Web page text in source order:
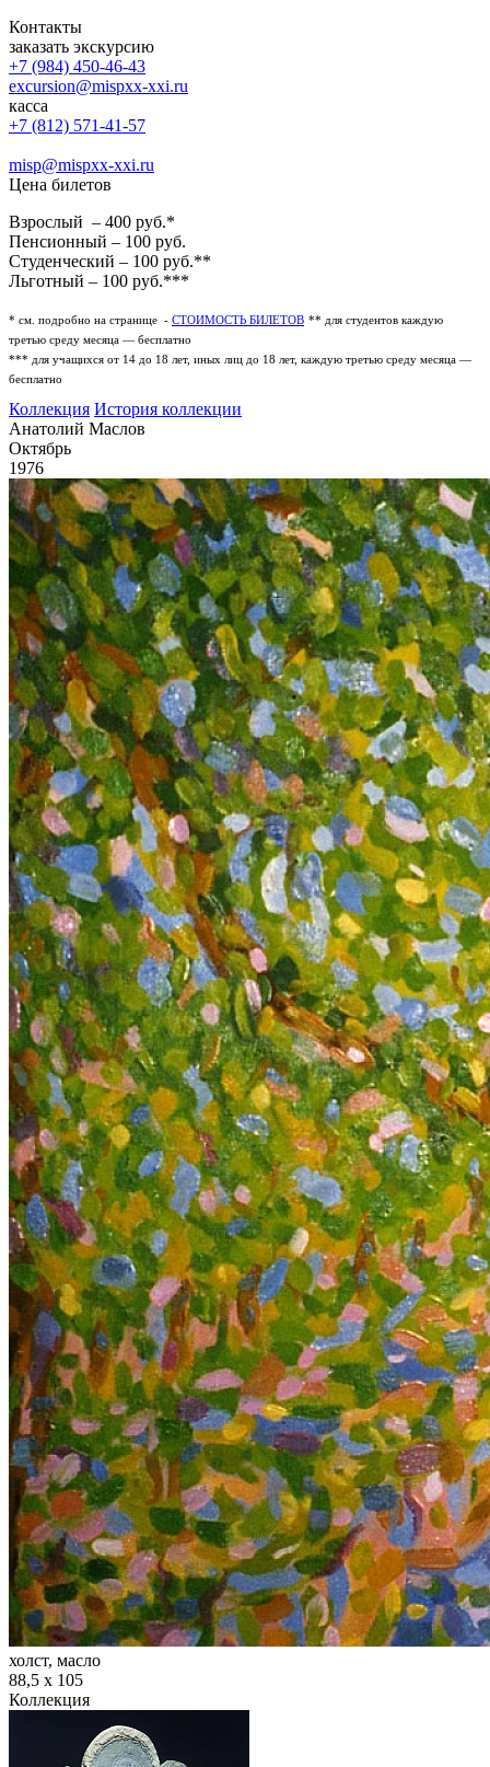
Контакты
заказать экскурсию
+7 (984) 450-46-43
excursion@mispxx-xxi.ru
касса
+7 (812) 571-41-57
misp@mispxx-xxi.ru
Цена билетов
Взрослый – 400 руб.*
Пенсионный – 100 руб.
Студенческий – 100 руб.**
Льготный – 100 руб.***
* см. подробно на странице - СТОИМОСТЬ БИЛЕТОВ ** для студентов каждую
третью среду месяца — бесплатно
*** для учащихся от 14 до 18 лет, иных лиц до 18 лет, каждую третью среду месяца —
бесплатно
Коллекция История коллекции
Анатолий Маслов
Октябрь
1976
холст, масло
88,5 х 105
Коллекция